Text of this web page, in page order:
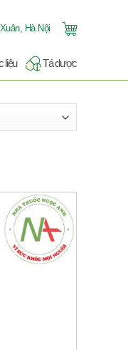
Hà Nội
liệu Tá dược